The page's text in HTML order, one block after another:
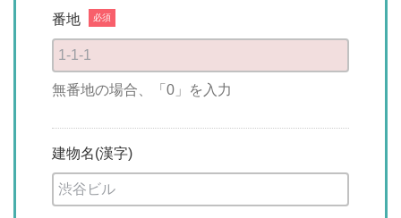
番地 必須
無番地の場合、「0」を入力
建物名(漢字)